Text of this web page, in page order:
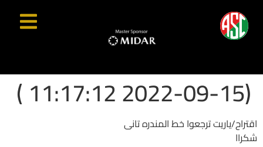
(2022-09-15 11:17:12 )
اقتراح/ياريت ترجعوا خط المندره تانى
شكراا